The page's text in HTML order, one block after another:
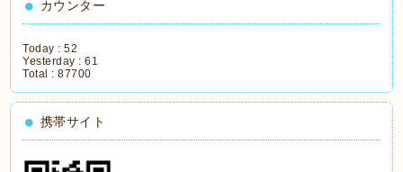
カウンター
Today :52
Yesterday :61
Total :87700
携帯サイト